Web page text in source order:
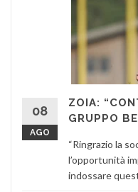
08
AGO
ZOIA:
GRUPPO
“Ringrazio la
l’opportunità
indossare